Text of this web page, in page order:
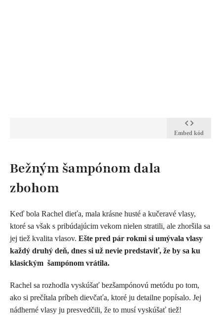
Embed kód
​Bežným šampónom dala
zbohom
Keď bola Rachel dieťa, mala krásne husté a kučeravé vlasy,
ktoré sa však s pribúdajúcim vekom nielen stratili, ale zhoršila sa
jej tiež kvalita vlasov. Ešte pred pár rokmi si umývala vlasy
každý druhý deň, dnes si už nevie predstaviť, že by sa ku
klasickým šampónom vrátila.
Rachel sa rozhodla vyskúšať bezšampónovú metódu po tom,
ako si prečítala príbeh dievčaťa, ktoré ju detailne popísalo. Jej
nádherné vlasy ju presvedčili, že to musí vyskúšať tiež!